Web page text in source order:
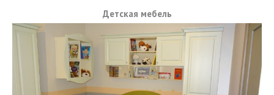
Детская мебель